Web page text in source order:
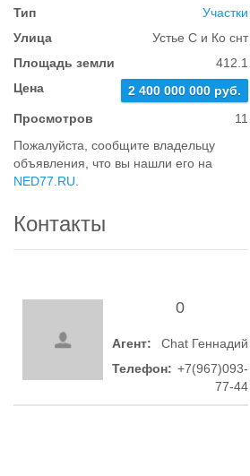
Тип
Участки
Улица
Устье С и Ко снт
Площадь земли
412.1
Цена
2 400 000 000 руб.
Просмотров
11
Пожалуйста, сообщите владельцу
объявления, что вы нашли его на
NED77.RU
Контакты
0
Агент:
Chat Геннадий
Телефон: +7(967)093-
77-44